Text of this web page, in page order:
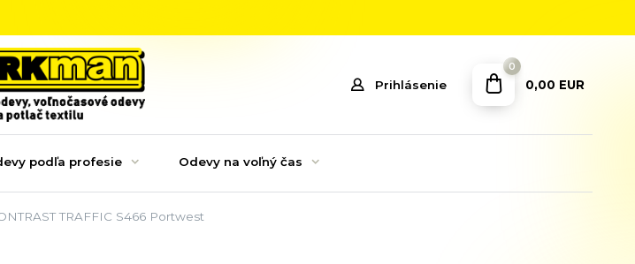
Prihlásenie
0
0,00 EUR
podľa profesie Odevy na voľný čas
TRAFFIC S466 Portwest